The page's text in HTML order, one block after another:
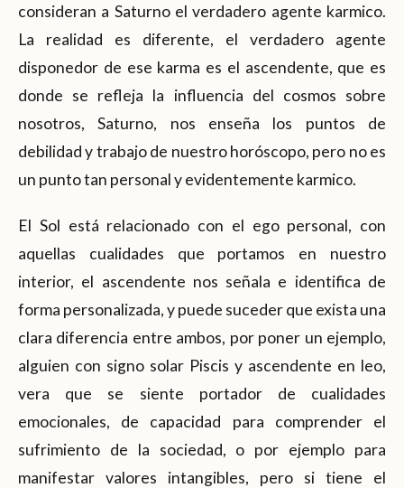
consideran a Saturno el verdadero agente karmico.
La realidad es diferente, el verdadero agente
disponedor de ese karma es el ascendente, que es
donde se refleja la influencia del cosmos sobre
nosotros, Saturno, nos enseña los puntos de
debilidad y trabajo de nuestro horóscopo, pero no es
un punto tan personal y evidentemente karmico.
El Sol está relacionado con el ego personal, con
aquellas cualidades que portamos en nuestro
interior, el ascendente nos señala e identifica de
forma personalizada, y puede suceder que exista una
clara diferencia entre ambos, por poner un ejemplo,
alguien con signo solar Piscis y ascendente en leo,
vera que se siente portador de cualidades
emocionales, de capacidad para comprender el
sufrimiento de la sociedad, o por ejemplo para
manifestar valores intangibles, pero si tiene el